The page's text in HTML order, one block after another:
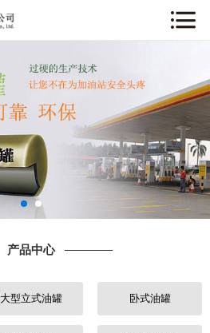
产品中心
大型立式油罐 卧式油罐